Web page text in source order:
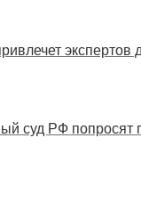
суд РФ попросят